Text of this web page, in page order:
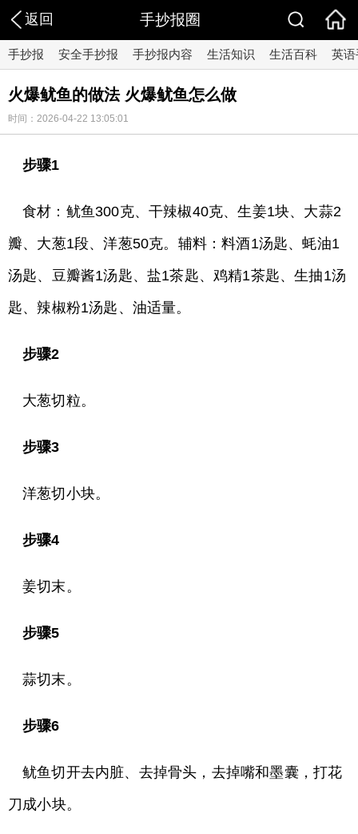
返回 手抄报圈
手抄报 安全手抄报 手抄报内容 生活知识 生活百科 英
火爆鱿鱼的做法 火爆鱿鱼怎么做
时间：2026-04-22 13:05:01
步骤1
食材：鱿鱼300克、干辣椒40克、生姜1块、大蒜2
瓣、大葱1段、洋葱50克。辅料：料酒1汤匙、蚝油1
汤匙、豆瓣酱1汤匙、盐1茶匙、鸡精1茶匙、生抽1汤
匙、辣椒粉1汤匙、油适量。
步骤2
大葱切粒。
步骤3
洋葱切小块。
步骤4
姜切末。
步骤5
蒜切末。
步骤6
鱿鱼切开去内脏、去掉骨头，去掉嘴和墨囊，打花
刀成小块。